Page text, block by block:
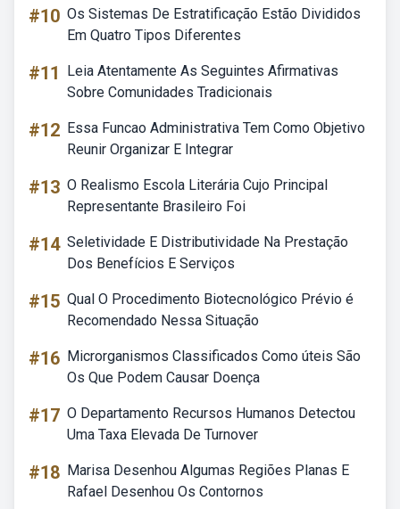
#10 Os Sistemas De Estratificação Estão Divididos
Em Quatro Tipos Diferentes
#11
Leia Atentamente As Seguintes Afirmativas
Sobre Comunidades Tradicionais
#12 Essa Funcao Administrativa Tem Como Objetivo
Reunir Organizar E Integrar
#13 O Realismo Escola Literária Cujo Principal
Representante Brasileiro Foi
#14 Seletividade E Distributividade Na Prestação
Dos Benefícios E Serviços
#15 Qual O Procedimento Biotecnológico Prévio é
Recomendado Nessa Situação
#16 Microrganismos Classificados Como úteis São
Os Que Podem Causar Doença
#17 O Departamento Recursos Humanos Detectou
Uma Taxa Elevada De Turnover
#18 Marisa Desenhou Algumas Regiões Planas E
Rafael Desenhou Os Contornos